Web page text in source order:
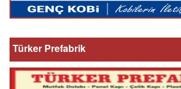
Türker Prefabrik